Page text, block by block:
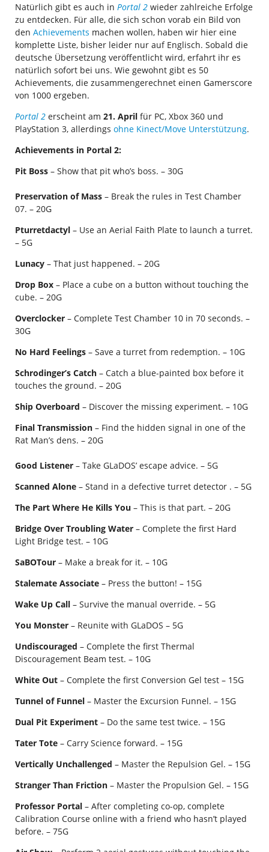
Natürlich gibt es auch in Portal 2 wieder zahlreiche Erfolge
zu entdecken. Für alle, die sich schon vorab ein Bild von
den Achievements machen wollen, haben wir hier eine
komplette Liste, bisher leider nur auf Englisch. Sobald die
deutsche Übersetzung veröffentlicht wird, erfahrt ihr es
natürlich sofort bei uns. Wie gewohnt gibt es 50
Achievements, die zusammengerechnet einen Gamerscore
von 1000 ergeben.
Portal 2 erscheint am 21. April für PC, Xbox 360 und
PlayStation 3, allerdings ohne Kinect/Move Unterstützung.
Achievements in Portal 2:
Pit Boss – Show that pit who’s boss. – 30G
Preservation of Mass – Break the rules in Test Chamber
07. – 20G
Pturretdactyl – Use an Aerial Faith Plate to launch a turret.
– 5G
Lunacy – That just happened. – 20G
Drop Box – Place a cube on a button without touching the
cube. – 20G
Overclocker – Complete Test Chamber 10 in 70 seconds. –
30G
No Hard Feelings – Save a turret from redemption. – 10G
Schrodinger’s Catch – Catch a blue-painted box before it
touches the ground. – 20G
Ship Overboard – Discover the missing experiment. – 10G
Final Transmission – Find the hidden signal in one of the
Rat Man’s dens. – 20G
Good Listener – Take GLaDOS’ escape advice. – 5G
Scanned Alone – Stand in a defective turret detector . – 5G
The Part Where He Kills You – This is that part. – 20G
Bridge Over Troubling Water – Complete the first Hard
Light Bridge test. – 10G
SaBOTour – Make a break for it. – 10G
Stalemate Associate – Press the button! – 15G
Wake Up Call – Survive the manual override. – 5G
You Monster – Reunite with GLaDOS – 5G
Undiscouraged – Complete the first Thermal
Discouragement Beam test. – 10G
White Out – Complete the first Conversion Gel test – 15G
Tunnel of Funnel – Master the Excursion Funnel. – 15G
Dual Pit Experiment – Do the same test twice. – 15G
Tater Tote – Carry Science forward. – 15G
Vertically Unchallenged – Master the Repulsion Gel. – 15G
Stranger Than Friction – Master the Propulsion Gel. – 15G
Professor Portal – After completing co-op, complete
Calibration Course online with a friend who hasn’t played
before. – 75G